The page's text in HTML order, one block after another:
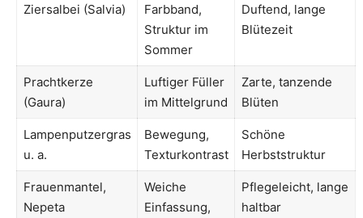
Ziersalbei (Salvia)
Farbband,
Struktur im
Sommer
Duftend, lange
Blütezeit
Prachtkerze
(Gaura)
Luftiger Füller
im Mittelgrund
Zarte, tanzende
Blüten
Lampenputzergras
u. a.
Bewegung,
Texturkontrast
Schöne
Herbststruktur
Frauenmantel,
Nepeta
Weiche
Einfassung,
Pflegeleicht, lange
haltbar